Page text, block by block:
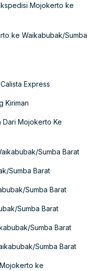
Mojokerto ke
ke Waikabubak/Sumba
Express
Kiriman
Dari Mojokerto Ke
Sumba Barat
Sumba Barat
Sumba Barat
Sumba Barat
Sumba Barat
Sumba Barat
ke